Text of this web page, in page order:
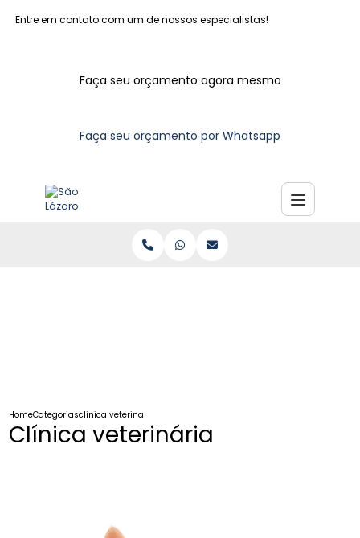
Entre em contato com um de nossos especialistas!
Faça seu orçamento agora mesmo
Faça seu orçamento por Whatsapp
HomeCategoriasclinica veterinaria
Clínica veterinária